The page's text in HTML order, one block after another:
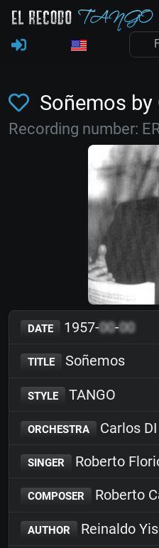
Soñemos by
Recording number:
DATE 1957-00-00
TITLE Soñemos
STYLE TANGO
ORCHESTRA Carlos
SINGER Roberto
COMPOSER Roberto
AUTHOR Reinaldo